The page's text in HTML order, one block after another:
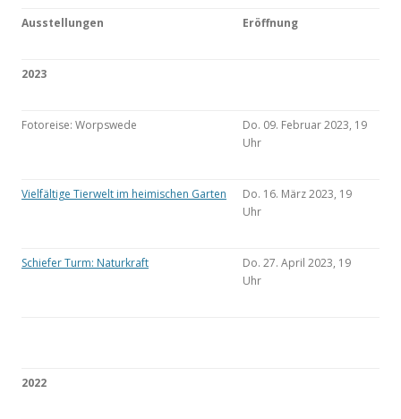
Ausstellungen Eröffnung
2023
Fotoreise: Worpswede
Do. 09. Februar 2023, 19
Uhr
Vielfältige Tierwelt im heimischen Garten
Do. 16. März 2023, 19
Uhr
Schiefer Turm: Naturkraft
Do. 27. April 2023, 19
Uhr
2022